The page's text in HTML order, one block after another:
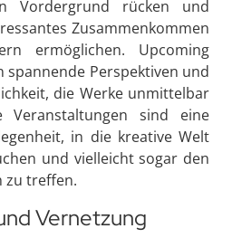
Vordergrund rücken und
Zusammenkommen
ermöglichen. Upcoming
spannende Perspektiven und
die Werke unmittelbar
Veranstaltungen sind eine
in die kreative Welt
und vielleicht sogar den
zu treffen.
Vernetzung